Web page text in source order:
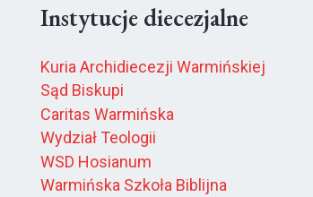
Instytucje diecezjalne
Kuria Archidiecezji Warmińskiej
Sąd Biskupi
Caritas Warmińska
Wydział Teologii
WSD Hosianum
Warmińska Szkoła Biblijna